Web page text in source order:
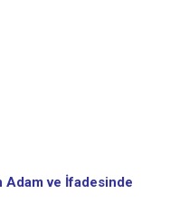
Adam ve İfadesinde